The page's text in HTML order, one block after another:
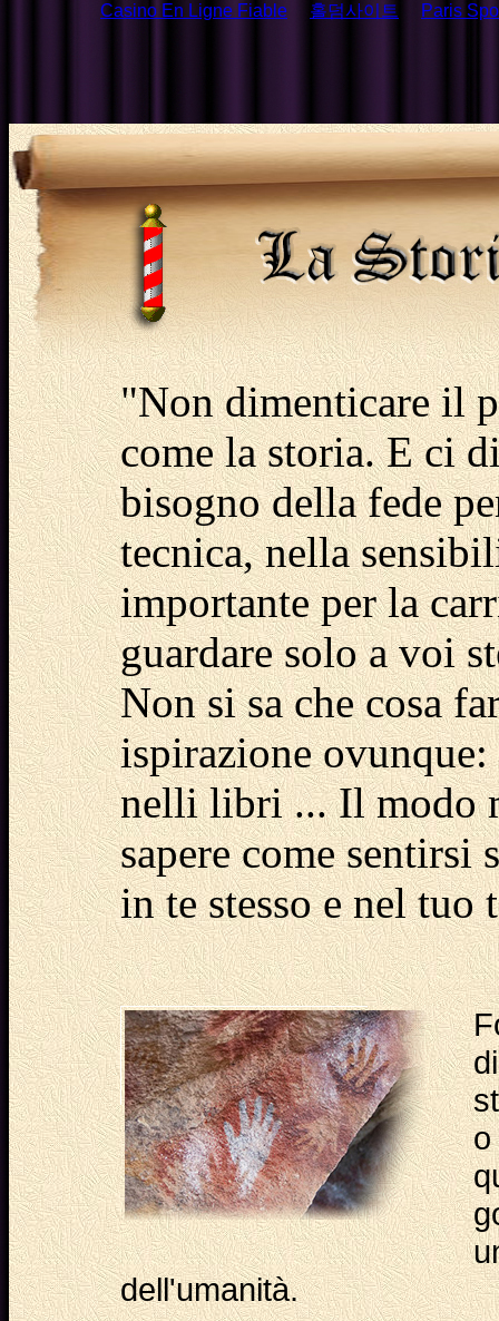
Casino En Ligne Fiable 홀덤사이트 Paris
"Non dimenticare il
come la storia. E ci
bisogno della fede
tecnica, nella
importante per la
guardare solo a voi
Non si sa che cosa
ispirazione
nelli libri ... Il modo
sapere come sentirsi
in te stesso e nel tuo
o
dell'umanità.